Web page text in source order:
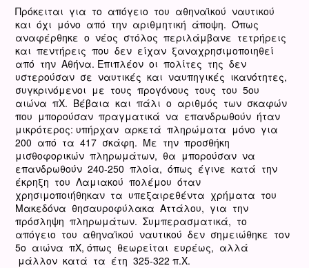
Πρόκειται για το απόγειο του αθηναϊκού ναυτικού
και όχι μόνο από την αριθμητική άποψη. Όπως
αναφέρθηκε ο νέος στόλος περιλάμβανε τετρήρεις
και πεντήρεις που δεν είχαν ξαναχρησιμοποιηθεί
από την Αθήνα. Επιπλέον οι πολίτες της δεν
υστερούσαν σε ναυτικές και ναυπηγικές ικανότητες,
συγκρινόμενοι με τους προγόνους τους του 5ου
αιώνα πΧ. Βέβαια και πάλι ο αριθμός των σκαφών
που μπορούσαν πραγματικά να επανδρωθούν ήταν
μικρότερος: υπήρχαν αρκετά πληρώματα μόνο για
200 από τα 417 σκάφη. Με την προσθήκη
μισθοφορικών πληρωμάτων, θα μπορούσαν να
επανδρωθούν 240-250 πλοία, όπως έγινε κατά την
έκρηξη του Λαμιακού πολέμου όταν
χρησιμοποιήθηκαν τα υπεξαιρεθέντα χρήματα του
Μακεδόνα θησαυροφύλακα Αττάλου, για την
πρόσληψη πληρωμάτων. Συμπερασματικά, το
απόγειο του αθηναϊκού ναυτικού δεν σημειώθηκε τον
5ο αιώνα πΧ, όπως θεωρείται ευρέως, αλλά
μάλλον κατά τα έτη 325-322 π.Χ.